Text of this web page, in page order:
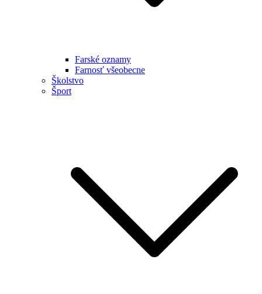
Farské oznamy
Farnosť všeobecne
Školstvo
Šport